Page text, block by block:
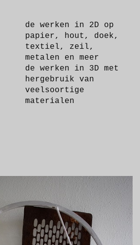
de werken in 2D op
papier, hout, doek,
textiel, zeil,
metalen en meer
de werken in 3D met
hergebruik van
veelsoortige
materialen